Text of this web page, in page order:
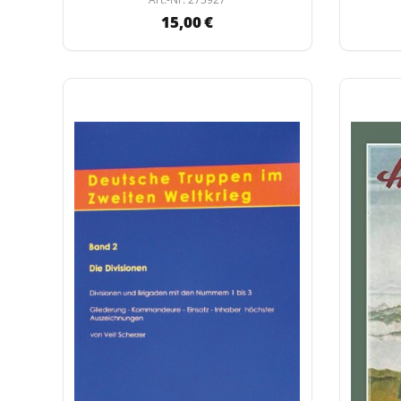
15,00 €